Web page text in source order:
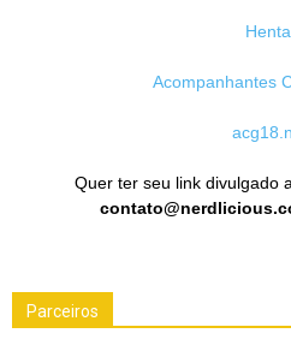
Acompanhantes
Quer ter seu link divulgado
Parceiros